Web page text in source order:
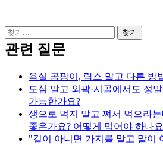
관련 질문
욕실 곰팡이, 락스 말고 다른 방
도심 말고 외곽·시골에서도 정
가능한가요?
생으로 먹지 말고 쪄서 먹으라는
좋은가요? 어떻게 먹어야 하나
"길이 아니면 가지를 말고 말이